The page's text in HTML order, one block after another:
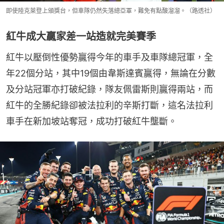
即使陸克萊登上頒獎台，但車隊仍然失落總亞軍，難免有點酸溜溜。（路透社）
紅牛成大贏家差一站造就完美賽季
紅牛以壓倒性優勢贏得今年的車手及車隊總冠軍，全
年22個分站，其中19個由韋斯達賓贏得，無論在分數
及分站冠軍亦打破紀錄，隊友佩雷斯則贏得兩站，而
紅牛的全勝紀錄卻被法拉利的辛斯打斷，這名法拉利
車手在新加坡站奪冠，成功打破紅牛壟斷。